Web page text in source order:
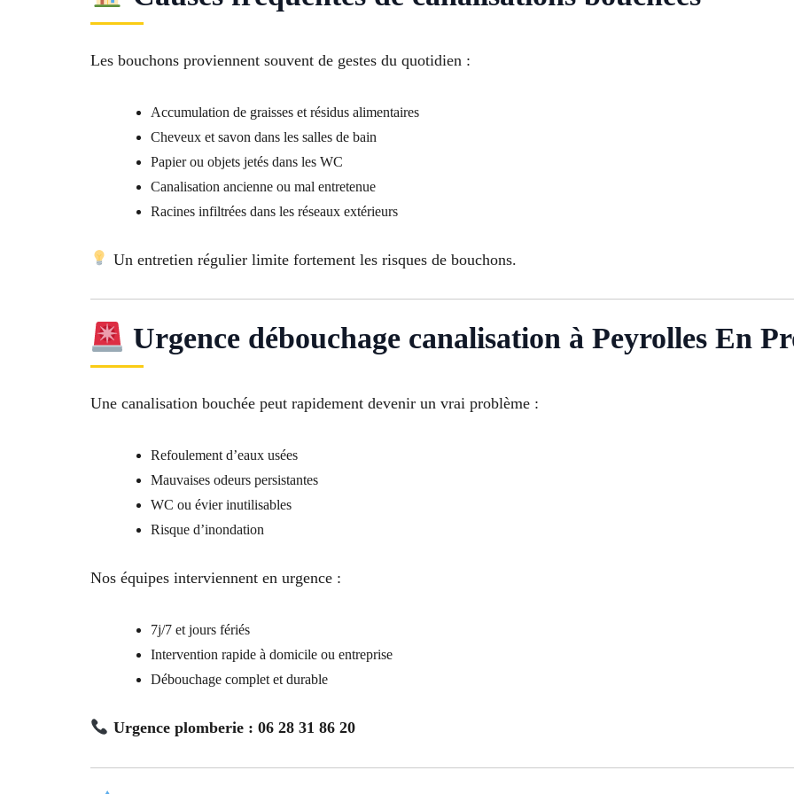
Les bouchons proviennent souvent de gestes du quotidien :
Accumulation de graisses et résidus alimentaires
Cheveux et savon dans les salles de bain
Papier ou objets jetés dans les WC
Canalisation ancienne ou mal entretenue
Racines infiltrées dans les réseaux extérieurs
Un entretien régulier limite fortement les risques de bouchons.
Urgence débouchage canalisation à Peyrolles En
Une canalisation bouchée peut rapidement devenir un vrai problème :
Refoulement d’eaux usées
Mauvaises odeurs persistantes
WC ou évier inutilisables
Risque d’inondation
Nos équipes interviennent en urgence :
7j/7 et jours fériés
Intervention rapide à domicile ou entreprise
Débouchage complet et durable
Urgence plomberie : 06 28 31 86 20